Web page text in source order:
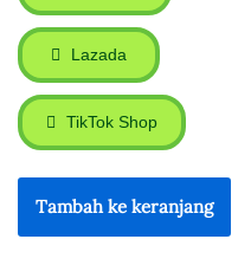
Lazada
TikTok Shop
Tambah ke keranjang